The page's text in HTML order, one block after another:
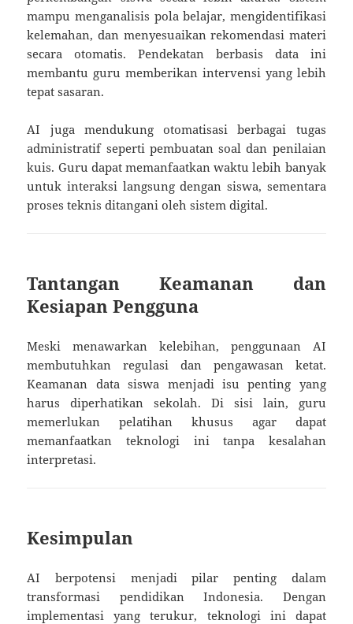
mampu menganalisis pola belajar, mengidentifikasi
kelemahan, dan menyesuaikan rekomendasi materi
secara otomatis. Pendekatan berbasis data ini
membantu guru memberikan intervensi yang lebih
tepat sasaran.
AI juga mendukung otomatisasi berbagai tugas
administratif seperti pembuatan soal dan penilaian
kuis. Guru dapat memanfaatkan waktu lebih banyak
untuk interaksi langsung dengan siswa, sementara
proses teknis ditangani oleh sistem digital.
Tantangan Keamanan dan
Kesiapan Pengguna
Meski menawarkan kelebihan, penggunaan AI
membutuhkan regulasi dan pengawasan ketat.
Keamanan data siswa menjadi isu penting yang
harus diperhatikan sekolah. Di sisi lain, guru
memerlukan pelatihan khusus agar dapat
memanfaatkan teknologi ini tanpa kesalahan
interpretasi.
Kesimpulan
AI berpotensi menjadi pilar penting dalam
transformasi pendidikan Indonesia. Dengan
implementasi yang terukur, teknologi ini dapat